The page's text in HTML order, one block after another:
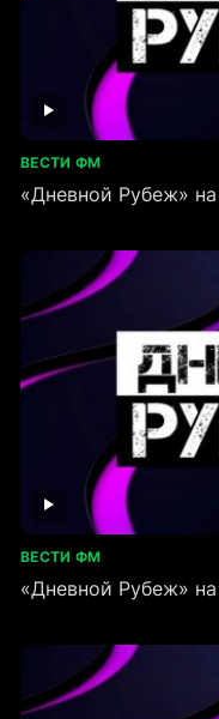
ВЕСТИ ФМ
«Дневной Рубеж»
ВЕСТИ ФМ
«Дневной Рубеж»